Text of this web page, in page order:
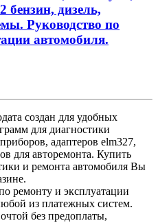
бензин, дизель,
Руководство по
автомобиля.
создан для удобных
для диагностики
адаптеров elm327,
для авторемонта. Купить
и ремонта автомобиля Вы
ремонту и эксплуатации
из платежных систем.
без предоплаты,